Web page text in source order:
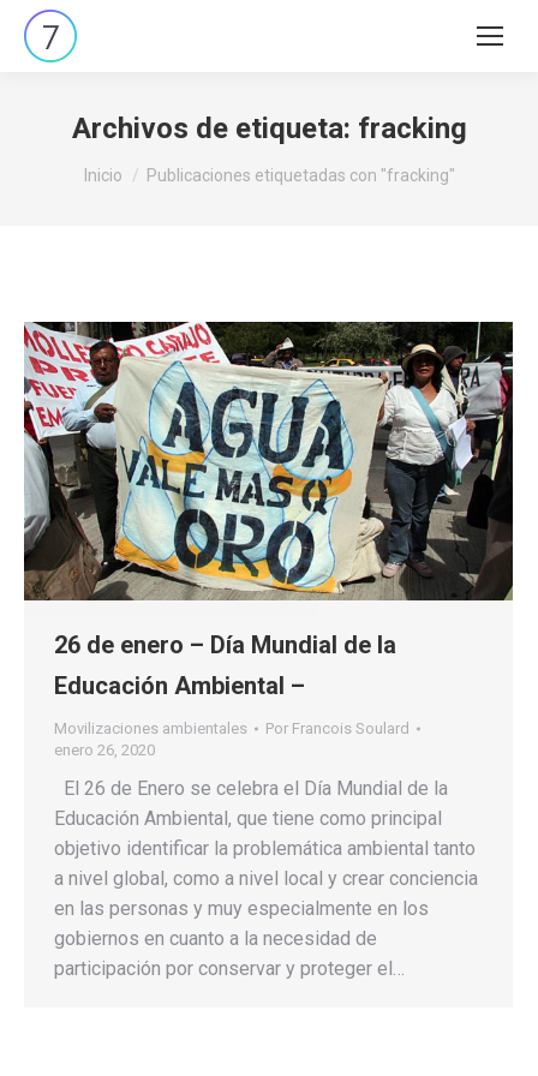
Buscar:
Archivos de etiqueta: fracking
Estás aquí:
Inicio Publicaciones etiquetadas con "fracking"
26 de enero – Día Mundial de la
Educación Ambiental –
Movilizaciones ambientales Por Francois Soulard
enero 26, 2020
El 26 de Enero se celebra el Día Mundial de la
Educación Ambiental, que tiene como principal
objetivo identificar la problemática ambiental tanto
a nivel global, como a nivel local y crear conciencia
en las personas y muy especialmente en los
gobiernos en cuanto a la necesidad de
participación por conservar y proteger el…